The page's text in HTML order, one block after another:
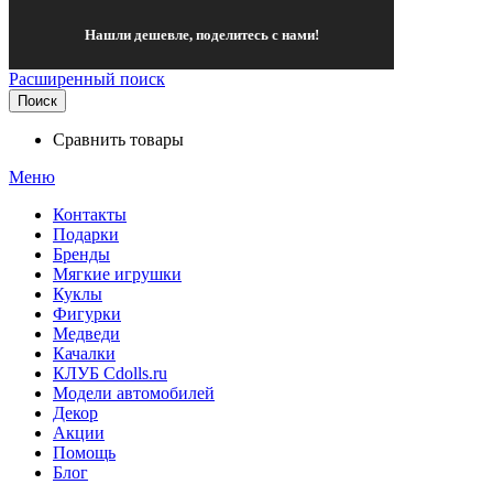
Нашли дешевле, поделитесь с нами!
Расширенный поиск
Поиск
Сравнить товары
Меню
Контакты
Подарки
Бренды
Мягкие игрушки
Куклы
Фигурки
Медведи
Качалки
КЛУБ Cdolls.ru
Модели автомобилей
Декор
Акции
Помощь
Блог